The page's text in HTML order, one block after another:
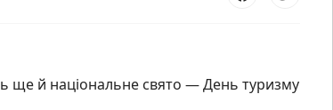
ще й національне свято — День туризму